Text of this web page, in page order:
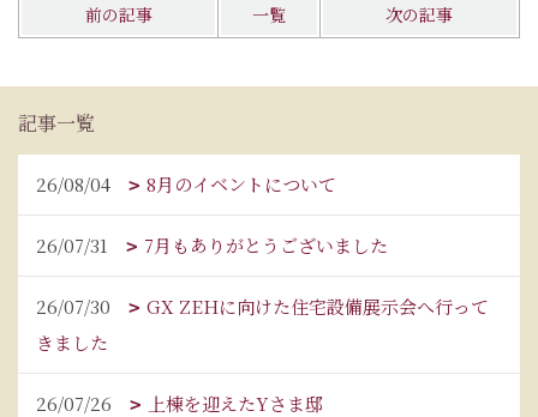
前の記事 一覧 次の記事
記事一覧
26/08/04 8月のイベントについて
26/07/31 7月もありがとうございました
26/07/30
GX ZEHに向けた住宅設備展示会へ行って
きました
26/07/26 上棟を迎えたYさま邸